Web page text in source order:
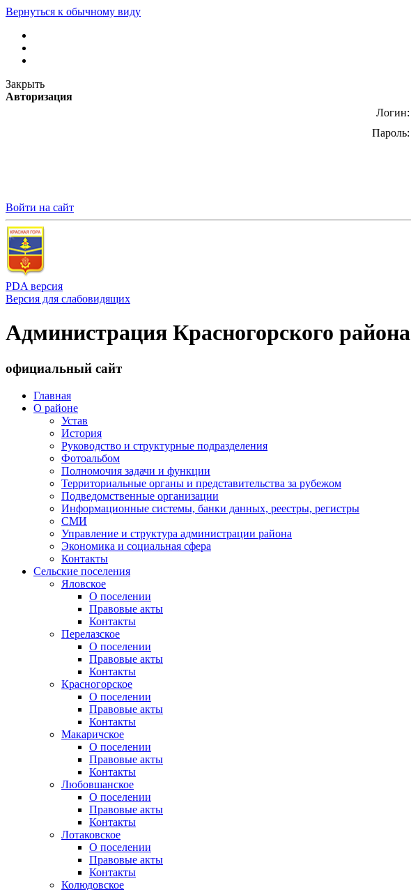
Вернуться к обычному виду
Закрыть
Авторизация
Логин:
Пароль:
Войти на сайт
PDA версия
Версия для слабовидящих
Администрация Красногорского района
официальный сайт
Главная
О районе
Устав
История
Руководство и структурные подразделения
Фотоальбом
Полномочия задачи и функции
Территориальные органы и представительства за рубежом
Подведомственные организации
Информационные системы, банки данных, реестры, регистры
СМИ
Управление и структура администрации района
Экономика и социальная сфера
Контакты
Сельские поселения
Яловское
О поселении
Правовые акты
Контакты
Перелазское
О поселении
Правовые акты
Контакты
Красногорское
О поселении
Правовые акты
Контакты
Макаричское
О поселении
Правовые акты
Контакты
Любовшанское
О поселении
Правовые акты
Контакты
Лотаковское
О поселении
Правовые акты
Контакты
Колюдовское